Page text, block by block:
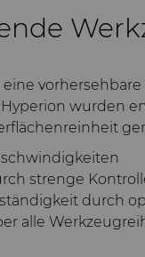
wurden
strenge
durch
alle